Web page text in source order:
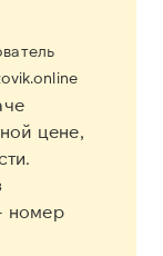
цене,
номер